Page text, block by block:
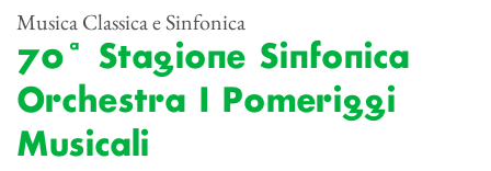
Musica Classica e Sinfonica
70ª Stagione Sinfonica
Orchestra I Pomeriggi
Musicali